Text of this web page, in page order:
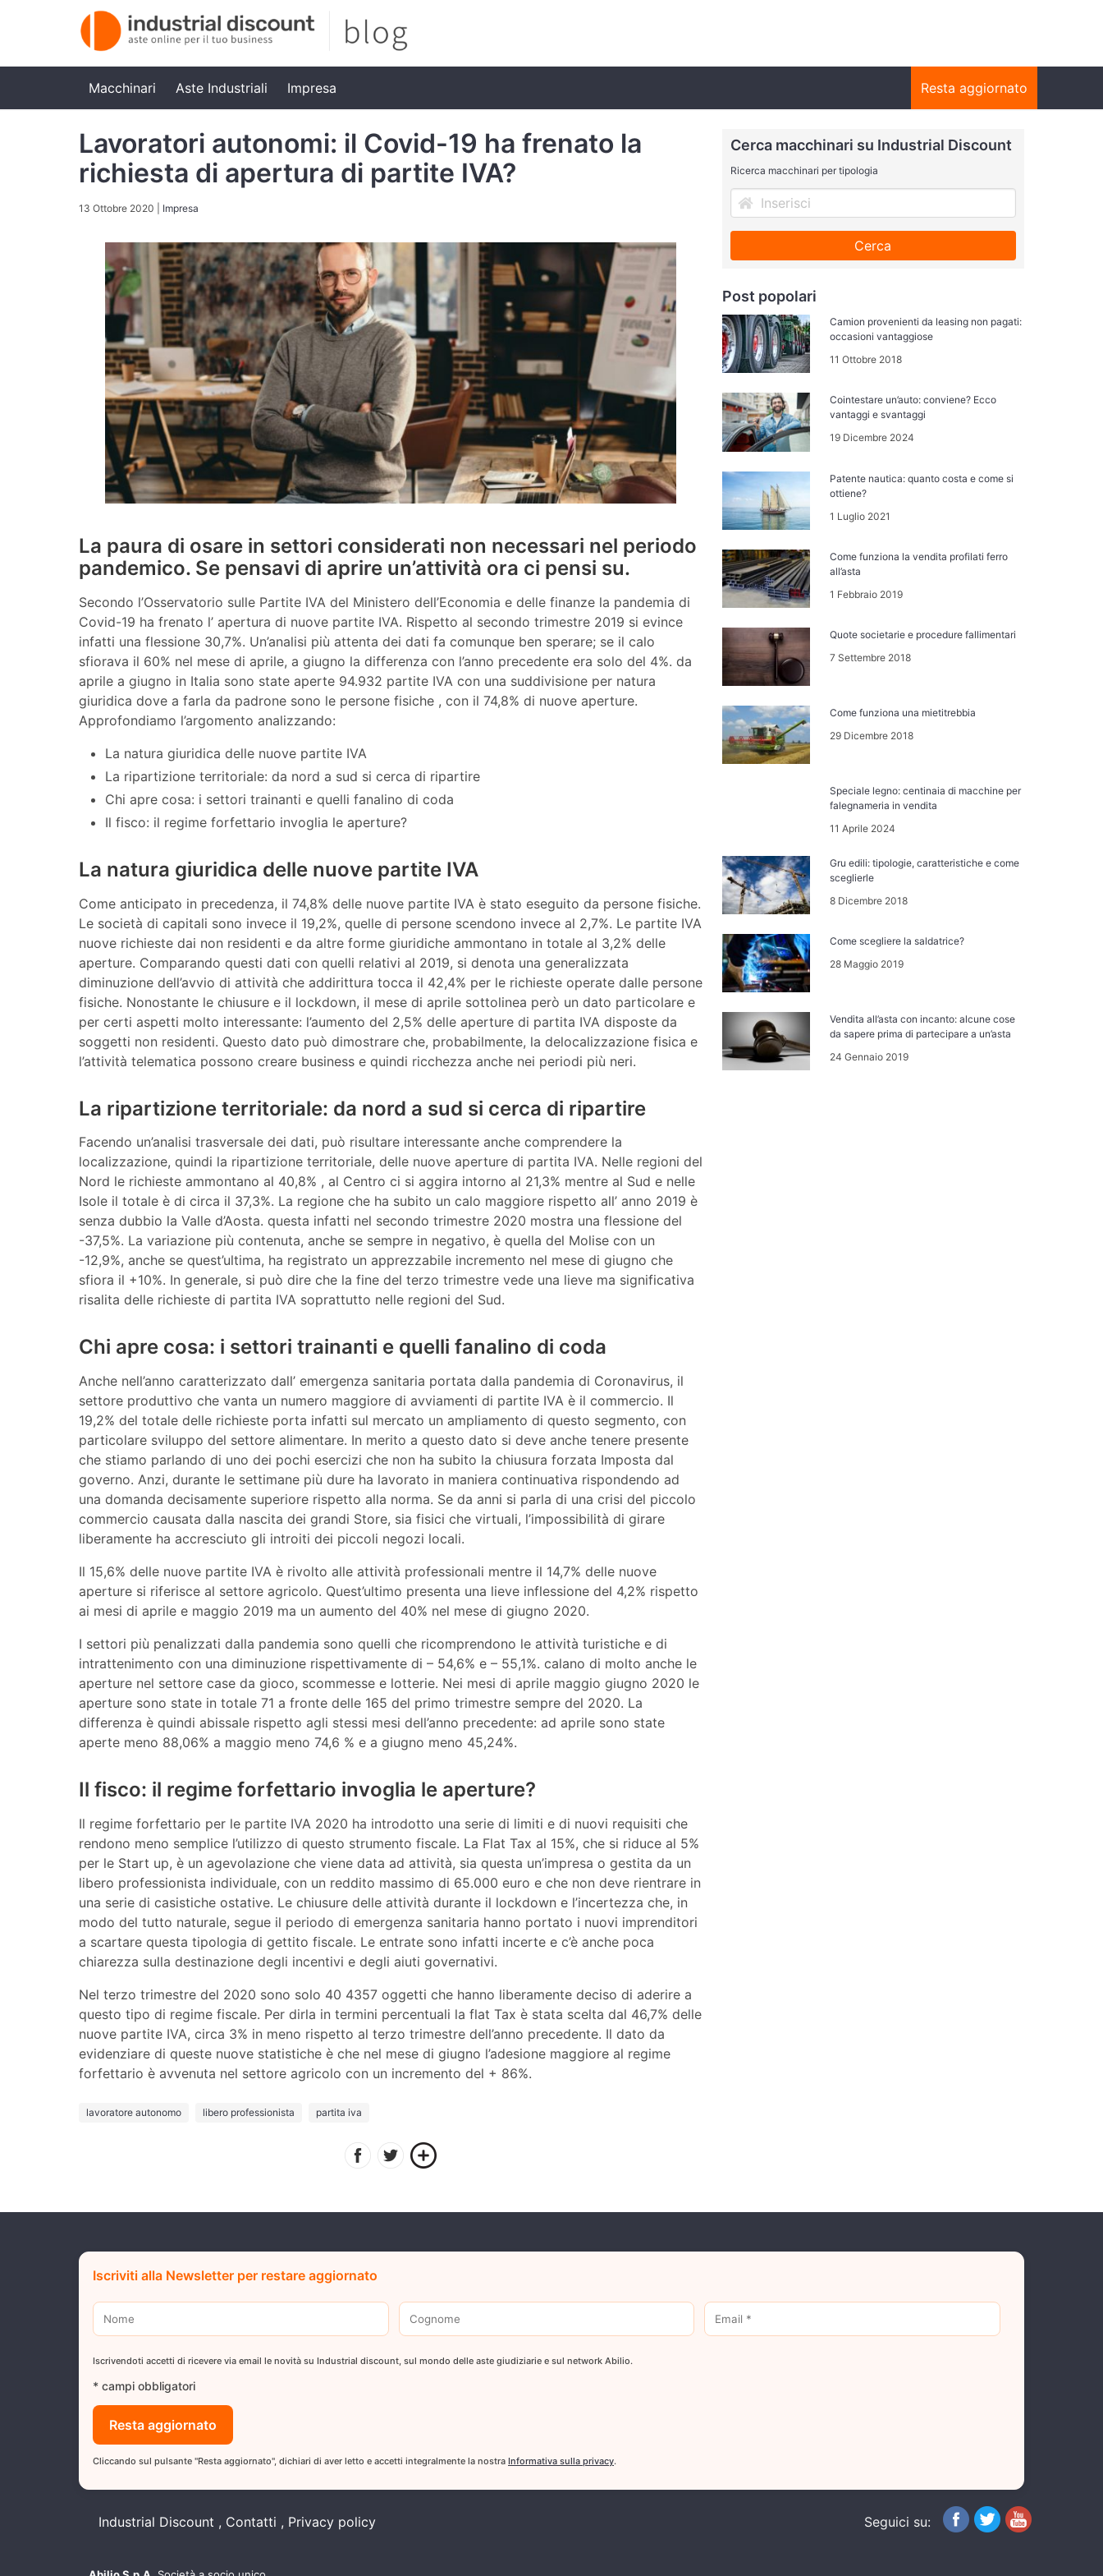
Macchinari Aste Industriali Impresa Resta aggiornato
Lavoratori autonomi: il Covid-19 ha frenato la
richiesta di apertura di partite IVA?
13 Ottobre 2020 Impresa
La paura di osare in settori considerati non necessari nel periodo
pandemico. Se pensavi di aprire un’attività ora ci pensi su.
Secondo l’Osservatorio sulle Partite IVA del Ministero dell’Economia e delle finanze la pandemia di
Covid-19 ha frenato l’ apertura di nuove partite IVA. Rispetto al secondo trimestre 2019 si evince
infatti una flessione 30,7%. Un’analisi più attenta dei dati fa comunque ben sperare; se il calo
sfiorava il 60% nel mese di aprile, a giugno la differenza con l’anno precedente era solo del 4%. da
aprile a giugno in Italia sono state aperte 94.932 partite IVA con una suddivisione per natura
giuridica dove a farla da padrone sono le persone fisiche , con il 74,8% di nuove aperture.
Approfondiamo l’argomento analizzando:
La natura giuridica delle nuove partite IVA
La ripartizione territoriale: da nord a sud si cerca di ripartire
Chi apre cosa: i settori trainanti e quelli fanalino di coda
Il fisco: il regime forfettario invoglia le aperture?
La natura giuridica delle nuove partite IVA
Come anticipato in precedenza, il 74,8% delle nuove partite IVA è stato eseguito da persone fisiche.
Le società di capitali sono invece il 19,2%, quelle di persone scendono invece al 2,7%. Le partite IVA
nuove richieste dai non residenti e da altre forme giuridiche ammontano in totale al 3,2% delle
aperture. Comparando questi dati con quelli relativi al 2019, si denota una generalizzata
diminuzione dell’avvio di attività che addirittura tocca il 42,4% per le richieste operate dalle persone
fisiche. Nonostante le chiusure e il lockdown, il mese di aprile sottolinea però un dato particolare e
per certi aspetti molto interessante: l’aumento del 2,5% delle aperture di partita IVA disposte da
soggetti non residenti. Questo dato può dimostrare che, probabilmente, la delocalizzazione fisica e
l’attività telematica possono creare business e quindi ricchezza anche nei periodi più neri.
La ripartizione territoriale: da nord a sud si cerca di ripartire
Facendo un’analisi trasversale dei dati, può risultare interessante anche comprendere la
localizzazione, quindi la ripartizione territoriale, delle nuove aperture di partita IVA. Nelle regioni del
Nord le richieste ammontano al 40,8% , al Centro ci si aggira intorno al 21,3% mentre al Sud e nelle
Isole il totale è di circa il 37,3%. La regione che ha subito un calo maggiore rispetto all’ anno 2019 è
senza dubbio la Valle d’Aosta. questa infatti nel secondo trimestre 2020 mostra una flessione del
-37,5%. La variazione più contenuta, anche se sempre in negativo, è quella del Molise con un
-12,9%, anche se quest’ultima, ha registrato un apprezzabile incremento nel mese di giugno che
sfiora il +10%. In generale, si può dire che la fine del terzo trimestre vede una lieve ma significativa
risalita delle richieste di partita IVA soprattutto nelle regioni del Sud.
Chi apre cosa: i settori trainanti e quelli fanalino di coda
Anche nell’anno caratterizzato dall’ emergenza sanitaria portata dalla pandemia di Coronavirus, il
settore produttivo che vanta un numero maggiore di avviamenti di partite IVA è il commercio. Il
19,2% del totale delle richieste porta infatti sul mercato un ampliamento di questo segmento, con
particolare sviluppo del settore alimentare. In merito a questo dato si deve anche tenere presente
che stiamo parlando di uno dei pochi esercizi che non ha subito la chiusura forzata Imposta dal
governo. Anzi, durante le settimane più dure ha lavorato in maniera continuativa rispondendo ad
una domanda decisamente superiore rispetto alla norma. Se da anni si parla di una crisi del piccolo
commercio causata dalla nascita dei grandi Store, sia fisici che virtuali, l’impossibilità di girare
liberamente ha accresciuto gli introiti dei piccoli negozi locali.
Il 15,6% delle nuove partite IVA è rivolto alle attività professionali mentre il 14,7% delle nuove
aperture si riferisce al settore agricolo. Quest’ultimo presenta una lieve inflessione del 4,2% rispetto
ai mesi di aprile e maggio 2019 ma un aumento del 40% nel mese di giugno 2020.
I settori più penalizzati dalla pandemia sono quelli che ricomprendono le attività turistiche e di
intrattenimento con una diminuzione rispettivamente di – 54,6% e – 55,1%. calano di molto anche le
aperture nel settore case da gioco, scommesse e lotterie. Nei mesi di aprile maggio giugno 2020 le
aperture sono state in totale 71 a fronte delle 165 del primo trimestre sempre del 2020. La
differenza è quindi abissale rispetto agli stessi mesi dell’anno precedente: ad aprile sono state
aperte meno 88,06% a maggio meno 74,6 % e a giugno meno 45,24%.
Il fisco: il regime forfettario invoglia le aperture?
Il regime forfettario per le partite IVA 2020 ha introdotto una serie di limiti e di nuovi requisiti che
rendono meno semplice l’utilizzo di questo strumento fiscale. La Flat Tax al 15%, che si riduce al 5%
per le Start up, è un agevolazione che viene data ad attività, sia questa un’impresa o gestita da un
libero professionista individuale, con un reddito massimo di 65.000 euro e che non deve rientrare in
una serie di casistiche ostative. Le chiusure delle attività durante il lockdown e l’incertezza che, in
modo del tutto naturale, segue il periodo di emergenza sanitaria hanno portato i nuovi imprenditori
a scartare questa tipologia di gettito fiscale. Le entrate sono infatti incerte e c’è anche poca
chiarezza sulla destinazione degli incentivi e degli aiuti governativi.
Nel terzo trimestre del 2020 sono solo 40 4357 oggetti che hanno liberamente deciso di aderire a
questo tipo di regime fiscale. Per dirla in termini percentuali la flat Tax è stata scelta dal 46,7% delle
nuove partite IVA, circa 3% in meno rispetto al terzo trimestre dell’anno precedente. Il dato da
evidenziare di queste nuove statistiche è che nel mese di giugno l’adesione maggiore al regime
forfettario è avvenuta nel settore agricolo con un incremento del + 86%.
lavoratore autonomo libero professionista partita iva
Cerca macchinari su Industrial Discount
Ricerca macchinari per tipologia
Cerca
Post popolari
Camion provenienti da leasing non pagati:
occasioni vantaggiose
11 Ottobre 2018
Cointestare un’auto: conviene? Ecco
vantaggi e svantaggi
19 Dicembre 2024
Patente nautica: quanto costa e come si
ottiene?
1 Luglio 2021
Come funziona la vendita profilati ferro
all’asta
1 Febbraio 2019
Quote societarie e procedure fallimentari
7 Settembre 2018
Come funziona una mietitrebbia
29 Dicembre 2018
Speciale legno: centinaia di macchine per
falegnameria in vendita
11 Aprile 2024
Gru edili: tipologie, caratteristiche e come
sceglierle
8 Dicembre 2018
Come scegliere la saldatrice?
28 Maggio 2019
Vendita all’asta con incanto: alcune cose
da sapere prima di partecipare a un’asta
24 Gennaio 2019
Iscriviti alla Newsletter per restare aggiornato
Iscrivendoti accetti di ricevere via email le novità su Industrial discount, sul mondo delle aste giudiziarie e sul network Abilio.
* campi obbligatori
Cliccando sul pulsante "Resta aggiornato", dichiari di aver letto e accetti integralmente la nostra Informativa sulla privacy.
Industrial Discount Contatti Privacy policy Seguici su: